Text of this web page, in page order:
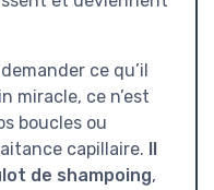
ce qu’il
miracle, ce n’est
boucles ou
capillaire. Il
de shampoing,